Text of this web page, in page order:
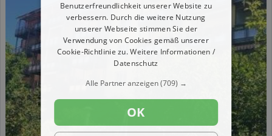
Benutzerfreundlichkeit unserer Website zu
verbessern. Durch die weitere Nutzung
unserer Webseite stimmen Sie der
Verwendung von Cookies gemäß unserer
Cookie-Richtlinie zu.Weitere Informationen /
Datenschutz
Alle Partner anzeigen(709) →
OK